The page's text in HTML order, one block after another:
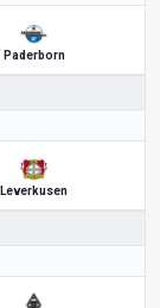
Paderborn
Leverkusen